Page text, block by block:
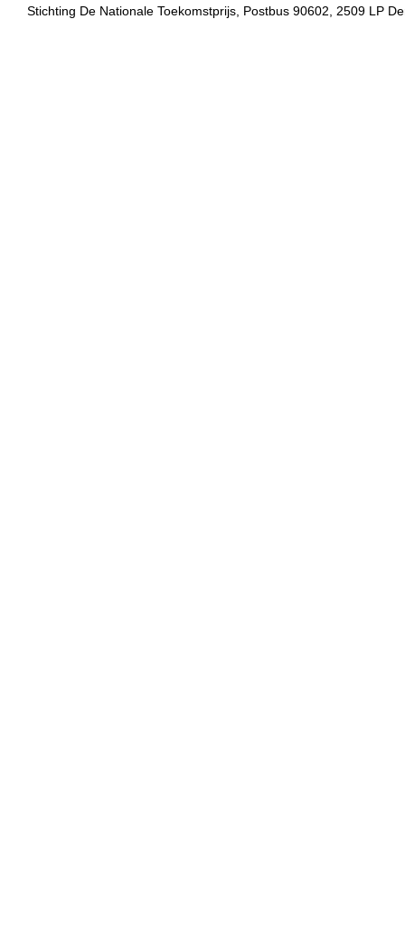
Stichting De Nationale Toekomstprijs, Postbus 90602, 2509 LP